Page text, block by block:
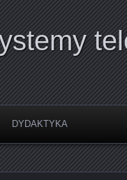
DYDAKTYKA